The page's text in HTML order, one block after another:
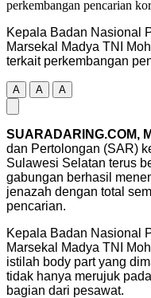
Kepala Badan Nasional
Marsekal Madya TNI
terkait perkembangan
A A A
SUARADARING.COM,
dan Pertolongan (SAR)
Sulawesi Selatan terus
gabungan berhasil
jenazah dengan total
pencarian.
Kepala Badan Nasional
Marsekal Madya TNI
istilah body part yang
tidak hanya merujuk
bagian dari pesawat.